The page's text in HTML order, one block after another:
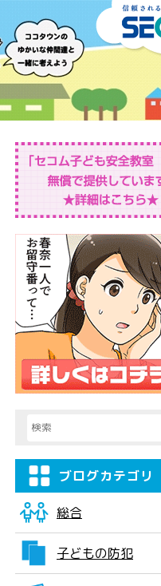
検索キーワード入力
ブログカテゴリ
総合
子どもの防犯